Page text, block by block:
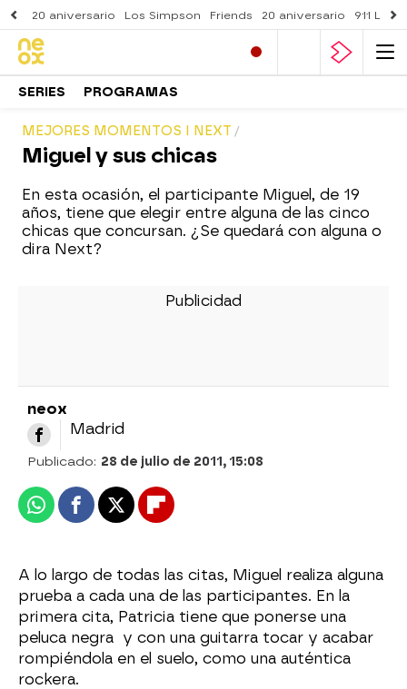
20 aniversario Los Simpson Friends 20 aniversario 911
SERIES PROGRAMAS
MEJORES MOMENTOS I NEXT
Miguel y sus chicas
En esta ocasión, el participante Miguel, de 19
años, tiene que elegir entre alguna de las cinco
chicas que concursan. ¿Se quedará con alguna o
dira Next?
neox
Madrid
Publicado: 28 de julio de 2011, 15:08
WhatsappFacebook
X Flipboard
A lo largo de todas las citas, Miguel realiza alguna
prueba a cada una de las participantes. En la
primera cita, Patricia tiene que ponerse una
peluca negra y con una guitarra tocar y acabar
rompiéndola en el suelo, como una auténtica
rockera.